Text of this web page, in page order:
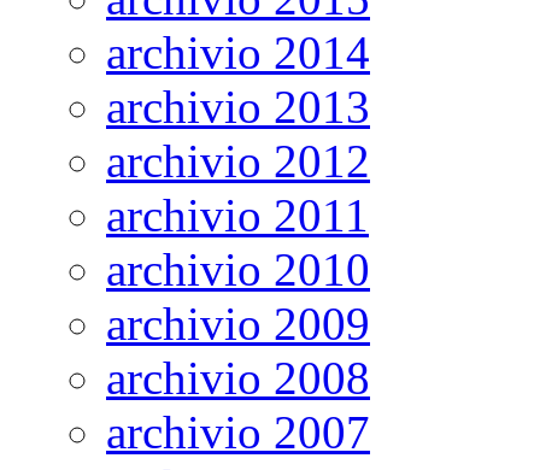
archivio 2014
archivio 2013
archivio 2012
archivio 2011
archivio 2010
archivio 2009
archivio 2008
archivio 2007